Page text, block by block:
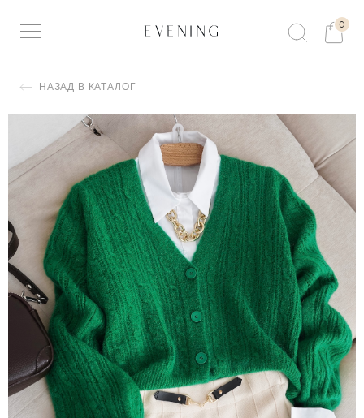
0
НАЗАД В КАТАЛОГ